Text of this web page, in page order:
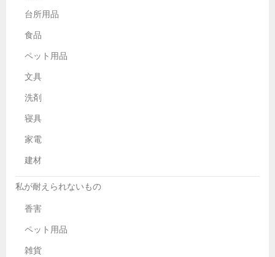
台所用品
食品
ペット用品
文具
洗剤
寝具
家電
建材
私が耐えられないもの
香害
ペット用品
雑貨